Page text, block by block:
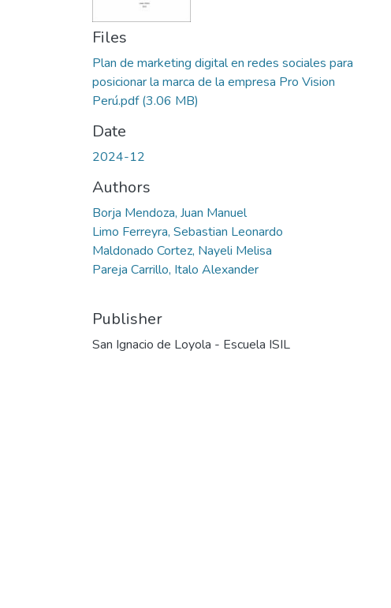
Files
Plan de marketing digital en redes sociales para
posicionar la marca de la empresa Pro Vision
Perú.pdf(3.06 MB)
Date
2024-12
Authors
Borja Mendoza, Juan Manuel
Limo Ferreyra, Sebastian Leonardo
Maldonado Cortez, Nayeli Melisa
Pareja Carrillo, Italo Alexander
Publisher
San Ignacio de Loyola - Escuela ISIL